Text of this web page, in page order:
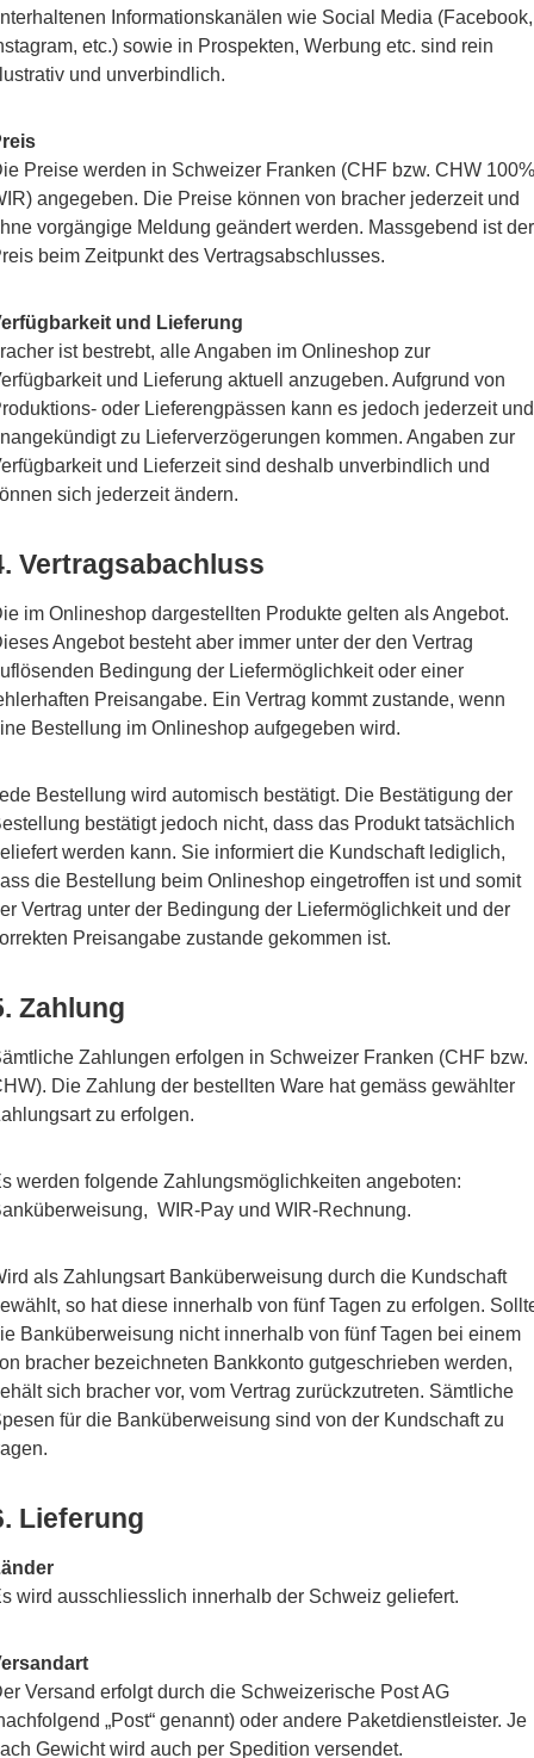
Informationskanälen wie Social Media (Facebook,
etc.) sowie in Prospekten, Werbung etc. sind rein
und unverbindlich.
Preise werden in Schweizer Franken (CHF bzw. CHW 100%
angegeben. Die Preise können von bracher jederzeit und
vorgängige Meldung geändert werden. Massgebend ist der
beim Zeitpunkt des Vertragsabschlusses.
und Lieferung
ist bestrebt, alle Angaben im Onlineshop zur
und Lieferung aktuell anzugeben. Aufgrund von
oder Lieferengpässen kann es jedoch jederzeit und
zu Lieferverzögerungen kommen. Angaben zur
und Lieferzeit sind deshalb unverbindlich und
sich jederzeit ändern.
Vertragsabachluss
im Onlineshop dargestellten Produkte gelten als Angebot.
Angebot besteht aber immer unter der den Vertrag
Bedingung der Liefermöglichkeit oder einer
Preisangabe. Ein Vertrag kommt zustande, wenn
Bestellung im Onlineshop aufgegeben wird.
Bestellung wird automisch bestätigt. Die Bestätigung der
bestätigt jedoch nicht, dass das Produkt tatsächlich
werden kann. Sie informiert die Kundschaft lediglich,
die Bestellung beim Onlineshop eingetroffen ist und somit
Vertrag unter der Bedingung der Liefermöglichkeit und der
Preisangabe zustande gekommen ist.
Zahlung
Zahlungen erfolgen in Schweizer Franken (CHF bzw.
Die Zahlung der bestellten Ware hat gemäss gewählter
zu erfolgen.
werden folgende Zahlungsmöglichkeiten angeboten:
WIR-Pay und WIR-Rechnung.
als Zahlungsart Banküberweisung durch die Kundschaft
so hat diese innerhalb von fünf Tagen zu erfolgen.
Banküberweisung nicht innerhalb von fünf Tagen bei einem
bracher bezeichneten Bankkonto gutgeschrieben werden,
sich bracher vor, vom Vertrag zurückzutreten. Sämtliche
für die Banküberweisung sind von der Kundschaft zu
Lieferung
wird ausschliesslich innerhalb der Schweiz geliefert.
Versand erfolgt durch die Schweizerische Post AG
„Post“ genannt) oder andere Paketdienstleister. Je
Gewicht wird auch per Spedition versendet.